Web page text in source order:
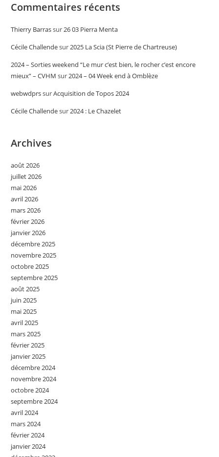
Commentaires récents
Thierry Barrassur26 03 Pierra Menta
Cécile Challendesur2025 La Scia (St Pierre de Chartreuse)
2024 – Sorties weekend “Le mur c’est bien, le rocher c’est encore
mieux” – CVHM sur2024 – 04 Week end à Omblèze
webwdprssurAcquisition de Topos 2024
Cécile Challendesur2024 : Le Chazelet
Archives
août 2026
juillet 2026
mai 2026
avril 2026
mars 2026
février 2026
janvier 2026
décembre 2025
novembre 2025
octobre 2025
septembre 2025
août 2025
juin 2025
mai 2025
avril 2025
mars 2025
février 2025
janvier 2025
décembre 2024
novembre 2024
octobre 2024
septembre 2024
avril 2024
mars 2024
février 2024
janvier 2024